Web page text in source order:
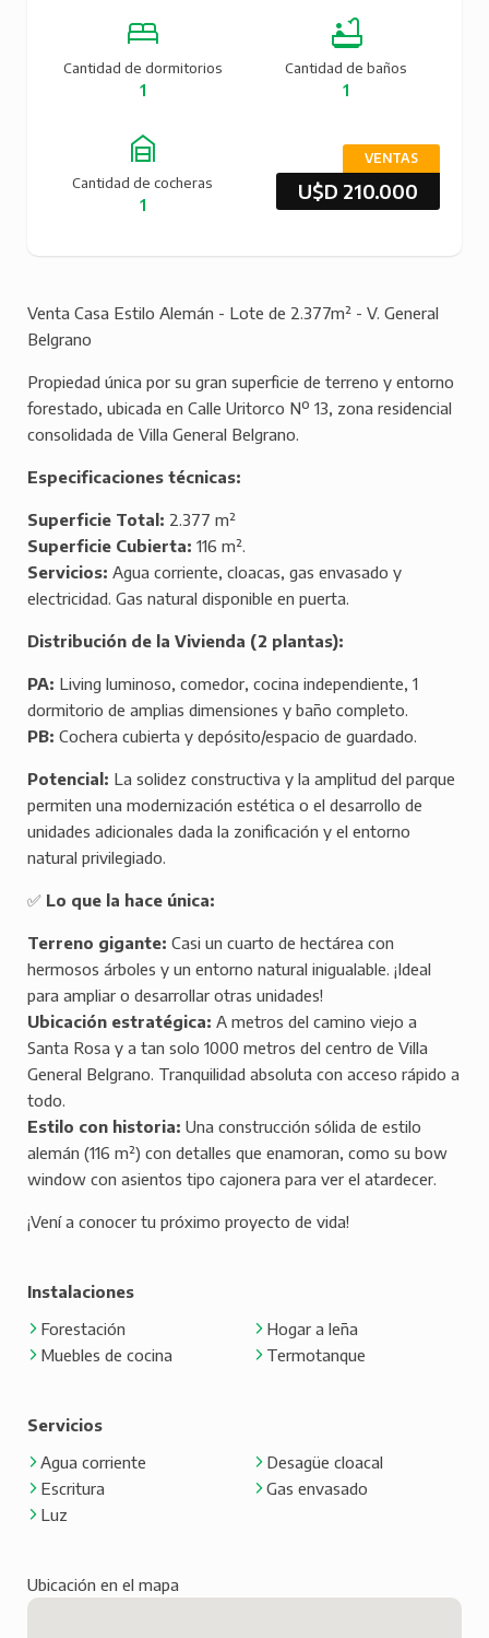
Cantidad de dormitorios
1
Cantidad de baños
1
Cantidad de cocheras
1
VENTAS
U$D 210.000
Venta Casa Estilo Alemán - Lote de 2.377m² - V. General
Belgrano
Propiedad única por su gran superficie de terreno y entorno
forestado, ubicada en Calle Uritorco Nº 13, zona residencial
consolidada de Villa General Belgrano.
Especificaciones técnicas:
Superficie Total: 2.377 m²
Superficie Cubierta: 116 m².
Servicios: Agua corriente, cloacas, gas envasado y
electricidad. Gas natural disponible en puerta.
Distribución de la Vivienda (2 plantas):
PA: Living luminoso, comedor, cocina independiente, 1
dormitorio de amplias dimensiones y baño completo.
PB: Cochera cubierta y depósito/espacio de guardado.
Potencial: La solidez constructiva y la amplitud del parque
permiten una modernización estética o el desarrollo de
unidades adicionales dada la zonificación y el entorno
natural privilegiado.
✅ Lo que la hace única:
Terreno gigante: Casi un cuarto de hectárea con
hermosos árboles y un entorno natural inigualable. ¡Ideal
para ampliar o desarrollar otras unidades!
Ubicación estratégica: A metros del camino viejo a
Santa Rosa y a tan solo 1000 metros del centro de Villa
General Belgrano. Tranquilidad absoluta con acceso rápido a
todo.
Estilo con historia: Una construcción sólida de estilo
alemán (116 m²) con detalles que enamoran, como su bow
window con asientos tipo cajonera para ver el atardecer.
¡Vení a conocer tu próximo proyecto de vida!
Instalaciones
Forestación
Hogar a leña
Muebles de cocina
Termotanque
Servicios
Agua corriente
Desagüe cloacal
Escritura
Gas envasado
Luz
Ubicación en el mapa